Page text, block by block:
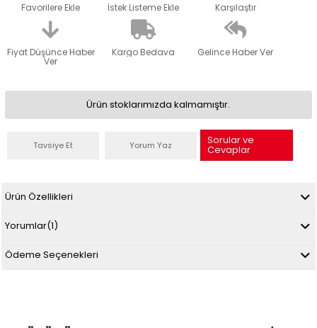
Favorilere Ekle İstek Listeme Ekle Karşılaştır
Fiyat Düşünce Haber
Ver
Kargo Bedava Gelince Haber Ver
Ürün stoklarımızda kalmamıştır.
Tavsiye Et Yorum Yaz Sorular ve
Cevaplar
Ürün Özellikleri
Yorumlar(1)
Ödeme Seçenekleri